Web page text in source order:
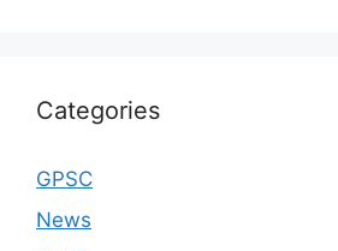
Categories
GPSC
News